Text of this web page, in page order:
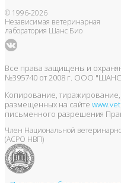
© 1996-2026
Независимая ветеринарная
лаборатория Шанс Био
Все права защищены и
№395740 от 2008 г. ООО
Копирование,
размещенных на сайте
письменного разрешения
Член Национальной
(АСРО НВП)